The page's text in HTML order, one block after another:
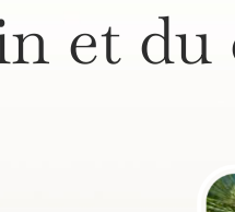
et du